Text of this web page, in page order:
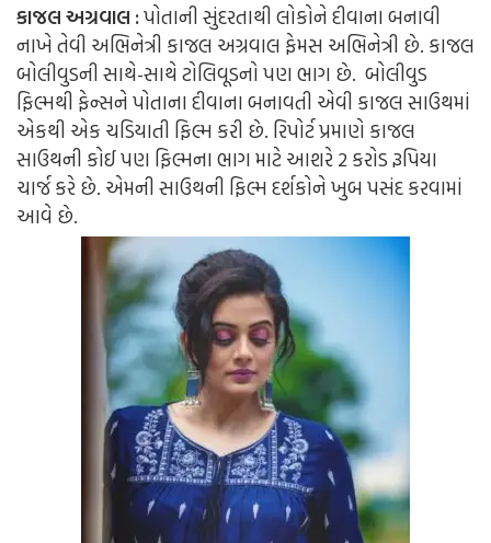
કાજલ અગ્રવાલ :પોતાની સુંદરતાથી લોકોને દીવાના બનાવી
નાખે તેવી અભિનેત્રી કાજલ અગ્રવાલ ફેમસ અભિનેત્રી છે. કાજલ
બોલીવુડની સાથે-સાથે ટોલિવૂડનો પણ ભાગ છે. બોલીવુડ
ફિલ્મથી ફેન્સને પોતાના દીવાના બનાવતી એવી કાજલ સાઉથમાં
એકથી એક ચડિયાતી ફિલ્મ કરી છે. રિપોર્ટ પ્રમાણે કાજલ
સાઉથની કોઈ પણ ફિલ્મના ભાગ માટે આશરે 2 કરોડ રૂપિયા
ચાર્જ કરે છે. એમની સાઉથની ફિલ્મ દર્શકોને ખુબ પસંદ કરવામાં
આવે છે.